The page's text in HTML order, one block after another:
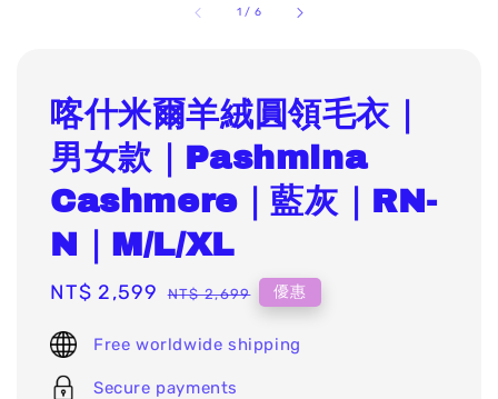
1 / 6
喀什米爾羊絨圓領毛衣｜
男女款｜Pashmina
Cashmere｜藍灰｜RN-
N｜M/L/XL
Sale
NT$ 2,599 Regular
NT$ 2,699 優惠
Free worldwide shipping
Secure payments